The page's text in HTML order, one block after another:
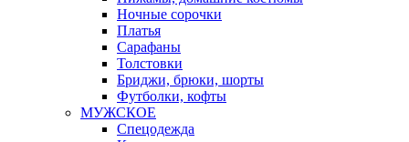
Ночные сорочки
Платья
Сарафаны
Толстовки
Бриджи, брюки, шорты
Футболки, кофты
МУЖСКОЕ
Спецодежда